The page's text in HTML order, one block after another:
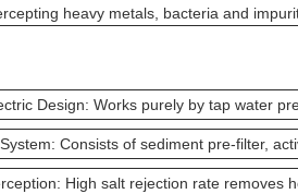
heavy metals, bacteria and
Design: Works purely by tap water
Consists of sediment pre-filter,
High salt rejection rate removes